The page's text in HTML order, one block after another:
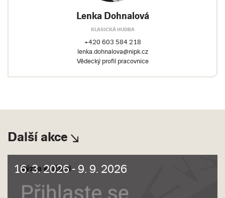
Lenka Dohnalová
KLASICKÁ HUDBA
+420 603 584 218
lenka.dohnalova@nipk.cz
Vědecký profil pracovnice
Další akce
16. 3. 2026 - 9. 9. 2026